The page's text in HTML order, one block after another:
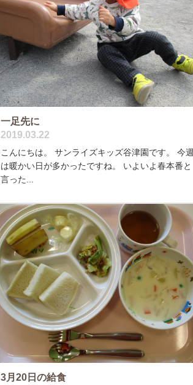
一足先に
2019.03.22
こんにちは。 サンライズキッズ谷津園です。 今週
は暖かい日が多かったですね。 いよいよ春本番と
言った...
3月20日の給食